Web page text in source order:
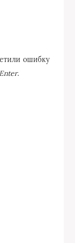
ошибку
.